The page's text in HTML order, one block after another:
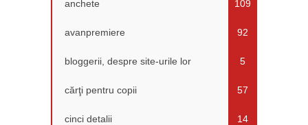
anchete 109
avanpremiere 92
bloggerii, despre site-urile lor 5
cărţi pentru copii 57
cinci detalii 14